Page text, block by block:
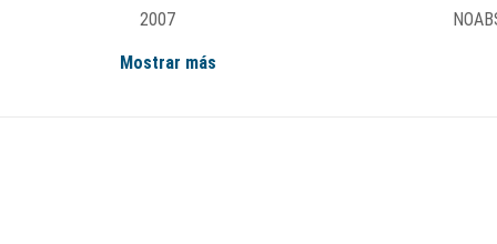
2007
Mostrar más